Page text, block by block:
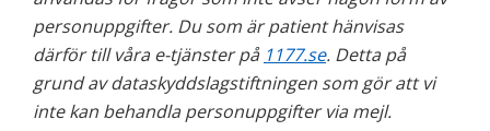
personuppgifter. Du som är patient hänvisas
därför till våra e-tjänster på 1177.se. Detta på
grund av dataskyddslagstiftningen som gör att vi
inte kan behandla personuppgifter via mejl.